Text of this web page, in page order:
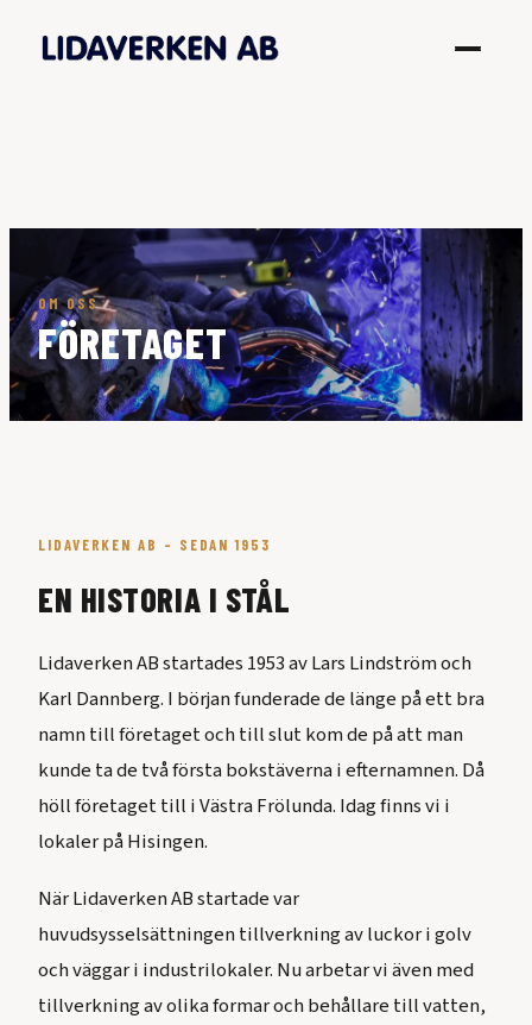
OM OSS
FÖRETAGET
LIDAVERKEN AB – SEDAN 1953
EN HISTORIA I STÅL
Lidaverken AB startades 1953 av Lars Lindström och
Karl Dannberg. I början funderade de länge på ett bra
namn till företaget och till slut kom de på att man
kunde ta de två första bokstäverna i efternamnen. Då
höll företaget till i Västra Frölunda. Idag finns vi i
lokaler på Hisingen.
När Lidaverken AB startade var
huvudsysselsättningen tillverkning av luckor i golv
och väggar i industrilokaler. Nu arbetar vi även med
tillverkning av olika formar och behållare till vatten,